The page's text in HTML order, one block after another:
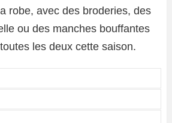
robe, avec des broderies, des
ou des manches bouffantes
les deux cette saison.